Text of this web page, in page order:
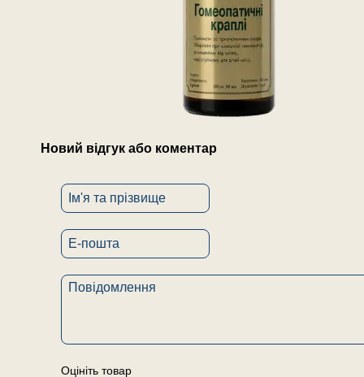
Новий відгук або коментар
Оцініть товар